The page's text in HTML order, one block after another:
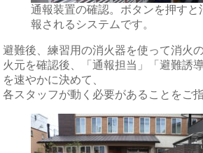
通報装置の確認。ボタンを押すと
報されるシステムです。
避難後、練習用の消火器を使って消火
火元を確認後、「通報担当」「避難誘
を速やかに決めて、
各スタッフが動く必要があることをご